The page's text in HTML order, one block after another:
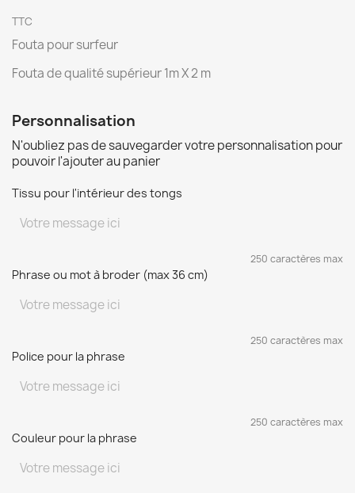
TTC
Fouta pour surfeur
Fouta de qualité supérieur 1m X 2 m
Personnalisation
N'oubliez pas de sauvegarder votre personnalisation pour
pouvoir l'ajouter au panier
Tissu pour l'intérieur des tongs
250 caractères max
Phrase ou mot à broder (max 36 cm)
250 caractères max
Police pour la phrase
250 caractères max
Couleur pour la phrase